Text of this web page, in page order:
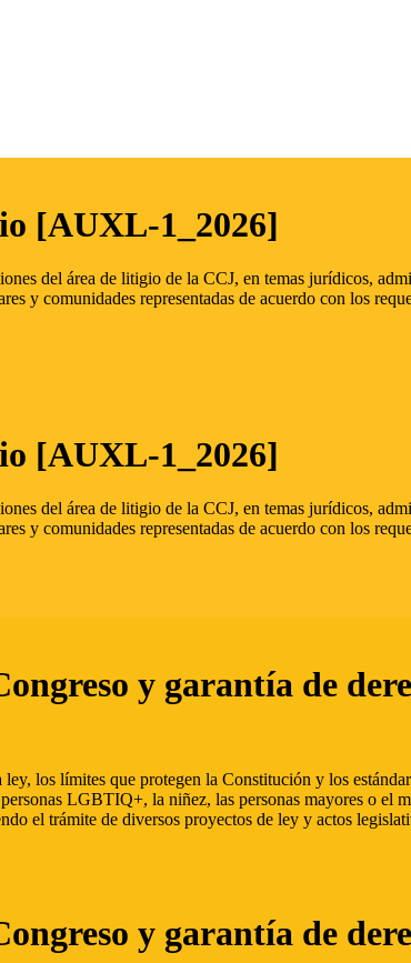
[AUXL-1_2026]
del área de litigio de la CCJ, en temas jurídicos,
y comunidades representadas de acuerdo con los
[AUXL-1_2026]
del área de litigio de la CCJ, en temas jurídicos,
y comunidades representadas de acuerdo con los
y garantía de
los límites que protegen la Constitución y los
LGBTIQ+, la niñez, las personas mayores o el
el trámite de diversos proyectos de ley y actos
y garantía de